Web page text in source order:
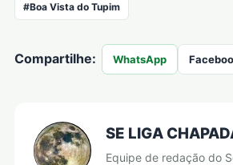
#Boa Vista do Tupim
Compartilhe: WhatsApp
SE LIGA
Equipe de redação do